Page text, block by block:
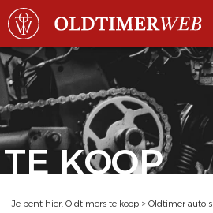
TE KOOP
Je bent hier: Oldtimers te koop > Oldtimer auto's